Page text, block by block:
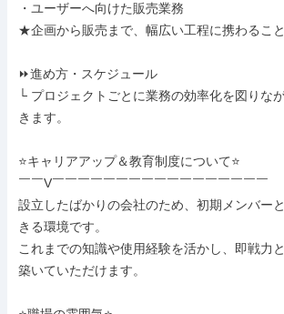
・ユーザーへ向けた販売業務
★企画から販売まで、幅広い工程に携わること
⏩進め方・スケジュール
└ プロジェクトごとに業務の効率化を図りな
きます。
⭐キャリアアップ＆教育制度について⭐
￣￣V￣￣￣￣￣￣￣￣￣￣￣￣￣￣￣￣￣
設立したばかりの会社のため、初期メンバー
きる環境です。
これまでの知識や使用経験を活かし、即戦力
築いていただけます。